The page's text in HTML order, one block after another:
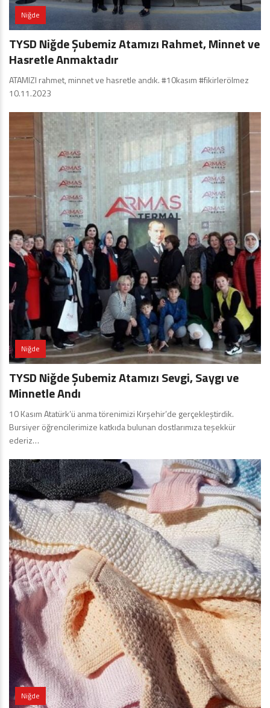
Niğde
TYSD Niğde Şubemiz Atamızı Rahmet, Minnet ve
Hasretle Anmaktadır
ATAMIZI rahmet, minnet ve hasretle andık. #10kasım #fikirlerölmez
10.11.2023
Niğde
TYSD Niğde Şubemiz Atamızı Sevgi, Saygı ve
Minnetle Andı
10 Kasım Atatürk’ü anma törenimizi Kırşehir’de gerçekleştirdik.
Bursiyer öğrencilerimize katkıda bulunan dostlarımıza teşekkür
ederiz…
Niğde